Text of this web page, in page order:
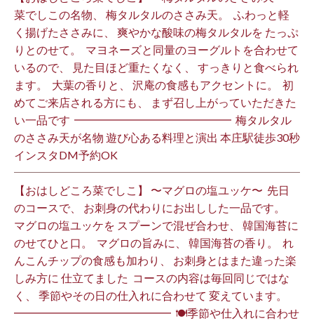
菜でしこの名物、 梅タルタルのささみ天。 ⁡ ふわっと軽
く揚げたささみに、 爽やかな酸味の梅タルタルを たっぷ
りとのせて。 ⁡ マヨネーズと同量のヨーグルトを合わせて
いるので、 見た目ほど重たくなく、 すっきりと食べられ
ます。 ⁡ 大葉の香りと、 沢庵の食感もアクセントに。 ⁡ 初
めてご来店される方にも、 まず召し上がっていただきた
い一品です️ ⁡ ━━━━━━━━━━━━━━ ⁡ 梅タルタル
のささみ天が名物 遊び心ある料理と演出 本庄駅徒歩30秒
インスタDM予約OK ⁡
【おはしどころ菜でしこ】 〜マグロの塩ユッケ〜 ⁡ 先日
のコースで、 お刺身の代わりにお出しした一品です。 ⁡
マグロの塩ユッケを スプーンで混ぜ合わせ、 韓国海苔に
のせてひと口。 ⁡ マグロの旨みに、 韓国海苔の香り。 ⁡ れ
んこんチップの食感も加わり、 お刺身とはまた違った楽
しみ方に 仕立てました️ ⁡ コースの内容は毎回同じではな
く、 季節やその日の仕入れに合わせて 変えています。 ⁡
━━━━━━━━━━━━━━ ⁡ 🍽季節や仕入れに合わせ